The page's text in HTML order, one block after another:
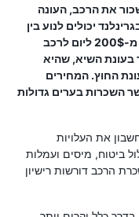
את הרכב, העונה
יכולים לנוע בין
כ-50$ ליום לרכב חסכוני קטן ועד למעלה מ-200$ ליום לרכב
בעונת השיא, שהיא
החוץ. המחירים
השכרות בערים גדולות
את העלויות
ביטוח, מיסים ועמלות
הרכב דורשות רישיון